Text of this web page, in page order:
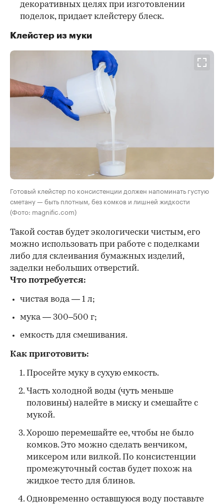
декоративных целях при изготовлении
поделок, придает клейстеру блеск.
Клейстер из муки
Готовый клейстер по консистенции должен напоминать густую
сметану — быть плотным, без комков и лишней жидкости
(Фото: magnific.com)
Такой состав будет экологически чистым, его
можно использовать при работе с поделками
либо для склеивания бумажных изделий,
заделки небольших отверстий.
Что потребуется:
чистая вода — 1 л;
мука — 300–500 г;
емкость для смешивания.
Как приготовить:
Просейте муку в сухую емкость.
Часть холодной воды (чуть меньше
половины) налейте в миску и смешайте с
мукой.
Хорошо перемешайте ее, чтобы не было
комков. Это можно сделать венчиком,
миксером или вилкой. По консистенции
промежуточный состав будет похож на
жидкое тесто для блинов.
Одновременно оставшуюся воду поставьте